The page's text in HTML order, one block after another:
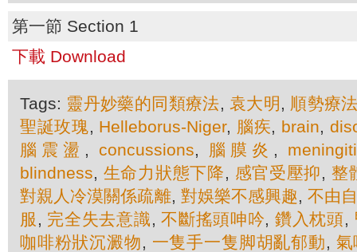
第一節 Section 1
下載 Download
Tags: 靈丹妙藥的同類療法, 袁大明 , 順勢療
聖誕玫瑰, Helleborus-Niger, 腦疾, brain,
腦震盪 , concussions, 腦膜炎 ,
blindness, 生命力狀態下降, 感官受壓抑, 整
對親人冷漠關係疏離, 對娛樂不感興趣,不由
服 , 完全失去意識,不斷搖頭呻吟,鑽入枕頭,
咖啡粉狀沉澱物, 一隻手一隻脚胡亂郁動, 氣